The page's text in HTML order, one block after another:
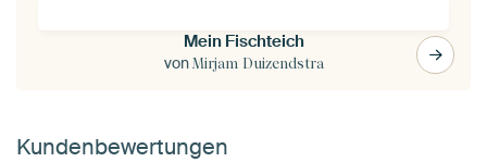
Mein Fischteich
vonMirjam Duizendstra
Kundenbewertungen